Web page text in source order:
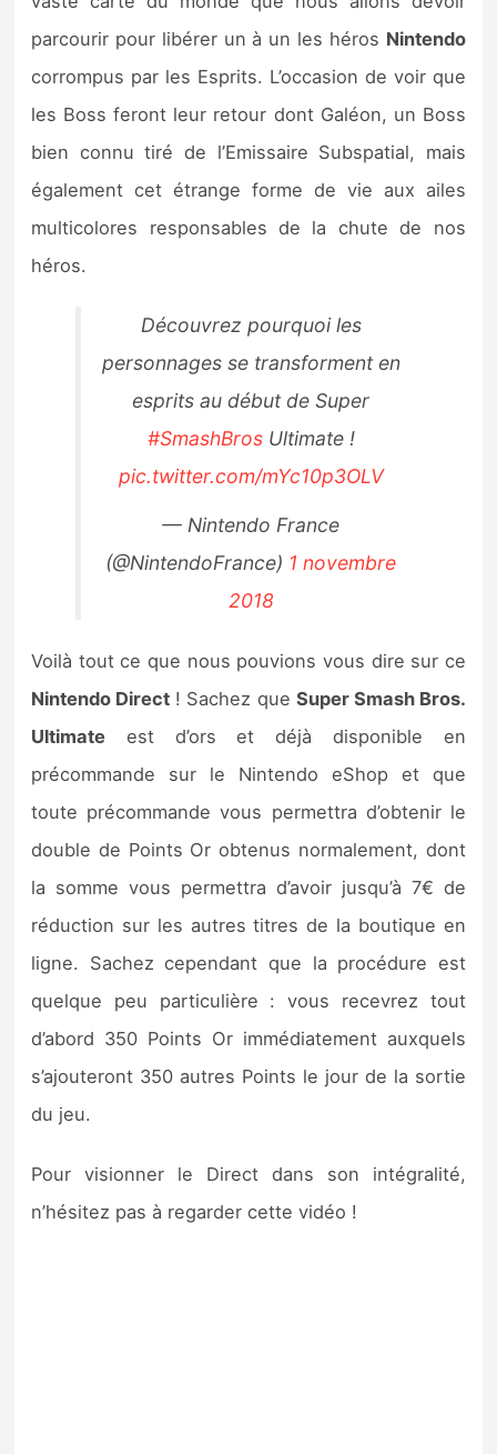
parcourir pour libérer un à un les héros Nintendo
corrompus par les Esprits. L’occasion de voir que
les Boss feront leur retour dont Galéon, un Boss
bien connu tiré de l’Emissaire Subspatial, mais
également cet étrange forme de vie aux ailes
multicolores responsables de la chute de nos
héros.
Découvrez pourquoi les
personnages se transforment en
esprits au début de Super
#SmashBrosUltimate !
pic.twitter.com/mYc10p3OLV
— Nintendo France
(@NintendoFrance) 1 novembre
2018
Voilà tout ce que nous pouvions vous dire sur ce
Nintendo Direct ! Sachez que Super Smash Bros.
Ultimate est d’ors et déjà disponible en
précommande sur le Nintendo eShop et que
toute précommande vous permettra d’obtenir le
double de Points Or obtenus normalement, dont
la somme vous permettra d’avoir jusqu’à 7€ de
réduction sur les autres titres de la boutique en
ligne. Sachez cependant que la procédure est
quelque peu particulière : vous recevrez tout
d’abord 350 Points Or immédiatement auxquels
s’ajouteront 350 autres Points le jour de la sortie
du jeu.
Pour visionner le Direct dans son intégralité,
n’hésitez pas à regarder cette vidéo !